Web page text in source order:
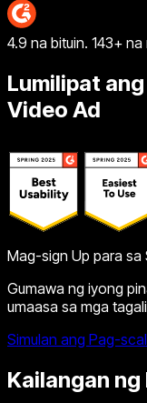
4.9 na bituin. 143+
Lumilipat
Video Ad
Mag-sign Up para sa
Gumawa ng iyong
umaasa sa mga
Simulan ang Pag-
Kailangan